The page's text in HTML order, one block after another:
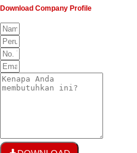
Download Company Profile